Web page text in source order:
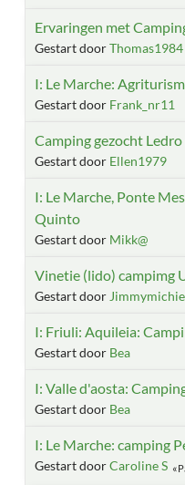
Ervaringen met
Gestart doorThomas1984
I: Le Marche:
Gestart door Frank_nr11
Camping gezocht Ledro
Gestart door Ellen1979
I: Le Marche, Ponte
Quinto
Gestart door Mikk@
Vinetie (lido) campimg
Gestart door
I: Friuli: Aquileia:
Gestart door Bea
I: Valle d'aosta:
Gestart door Bea
I: Le Marche: camping
Gestart doorCaroline S